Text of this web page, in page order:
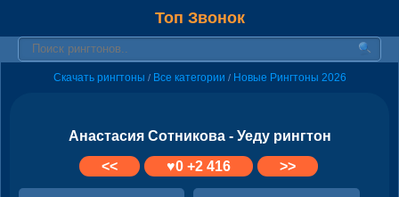
Топ Звонок
Скачать рингтоны / Все категории / Новые Рингтоны 2026
Анастасия Сотникова - Уеду рингтон
<<
♥0 +2 416 >>